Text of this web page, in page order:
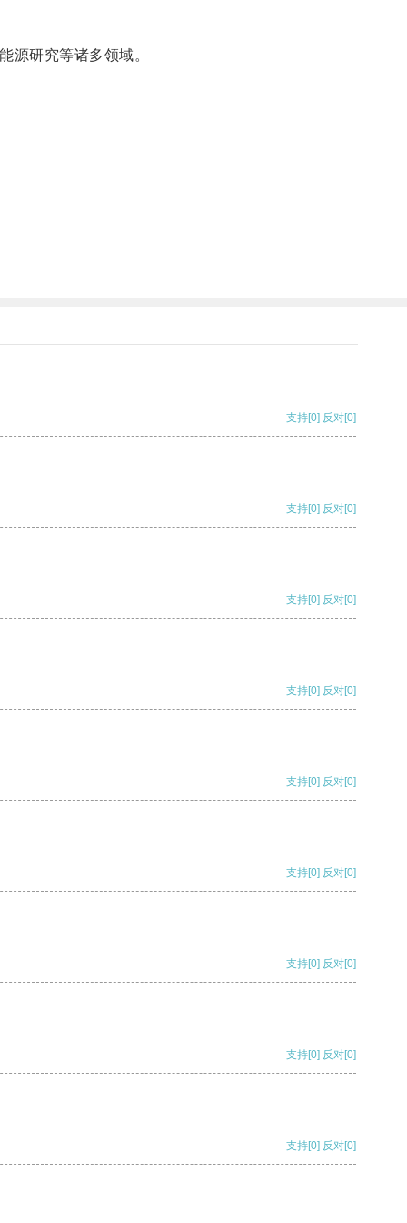
研究等诸多领域。
支持[0] 反对[0]
支持[0] 反对[0]
支持[0] 反对[0]
支持[0] 反对[0]
支持[0] 反对[0]
支持[0] 反对[0]
支持[0] 反对[0]
支持[0] 反对[0]
支持[0] 反对[0]